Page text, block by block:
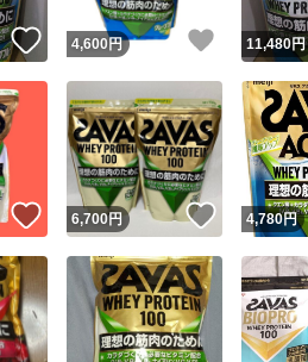
いいね！
4,600 円 いいね！
11,480円
いいね！
6,700円 いいね！
4,780円